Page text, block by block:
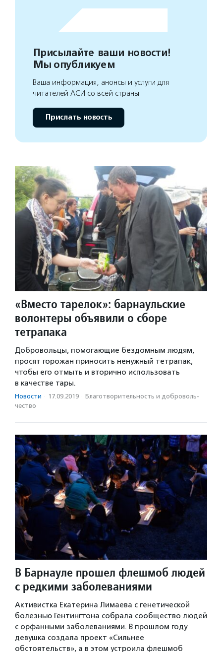
Присылайте ваши новости!
Мы опубликуем
Ваша информация, анонсы и услуги для
читателей АСИ со всей страны
Прислать новость
«Вместо тарелок»: барнаульские
волонтеры объявили о сборе
тетрапака
Добровольцы, помогающие бездомным людям,
просят горожан приносить ненужный тетрапак,
чтобы его отмыть и вторично использовать
в качестве тары.
Новости · 17.09.2019 · Благотвори­тель­ность и доброволь­
чест­во
В Барнауле прошел флешмоб людей
с редкими заболеваниями
Активистка Екатерина Лимаева с генетической
болезнью Гентингтона собрала сообщество людей
с орфанными заболеваниями. В прошлом году
девушка создала проект «Сильнее
обстоятельств», а в этом устроила флешмоб